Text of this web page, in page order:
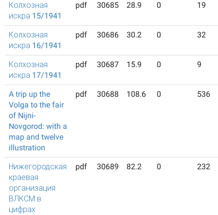
Колхозная
искра 15/1941
pdf 30685 28.9 0 19
Колхозная
искра 16/1941
pdf 30686 30.2 0 32
Колхозная
искра 17/1941
pdf 30687 15.9 0 9
A trip up the
Volga to the fair
of Nijni-
Novgorod: with a
map and twelve
illustration
pdf 30688 108.6 0 536
Нижегородская
краевая
организация
ВЛКСМ в
цифрах
pdf 30689 82.2 0 232